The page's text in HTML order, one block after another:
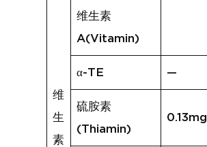
维
生
素
维生素
A(Vitamin)
α-TE —
硫胺素
(Thiamin)
0.13mg